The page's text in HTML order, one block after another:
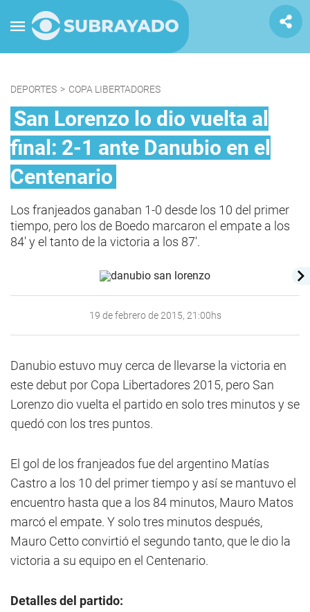
DEPORTES > COPA LIBERTADORES
San Lorenzo lo dio vuelta al
final: 2-1 ante Danubio en el
Centenario
Los franjeados ganaban 1-0 desde los 10 del primer
tiempo, pero los de Boedo marcaron el empate a los
84' y el tanto de la victoria a los 87'.
19 de febrero de 2015, 21:00hs
Danubio estuvo muy cerca de llevarse la victoria en
este debut por Copa Libertadores 2015, pero San
Lorenzo dio vuelta el partido en solo tres minutos y se
quedó con los tres puntos.
El gol de los franjeados fue del argentino Matías
Castro a los 10 del primer tiempo y así se mantuvo el
encuentro hasta que a los 84 minutos, Mauro Matos
marcó el empate. Y solo tres minutos después,
Mauro Cetto convirtió el segundo tanto, que le dio la
victoria a su equipo en el Centenario.
Detalles del partido: